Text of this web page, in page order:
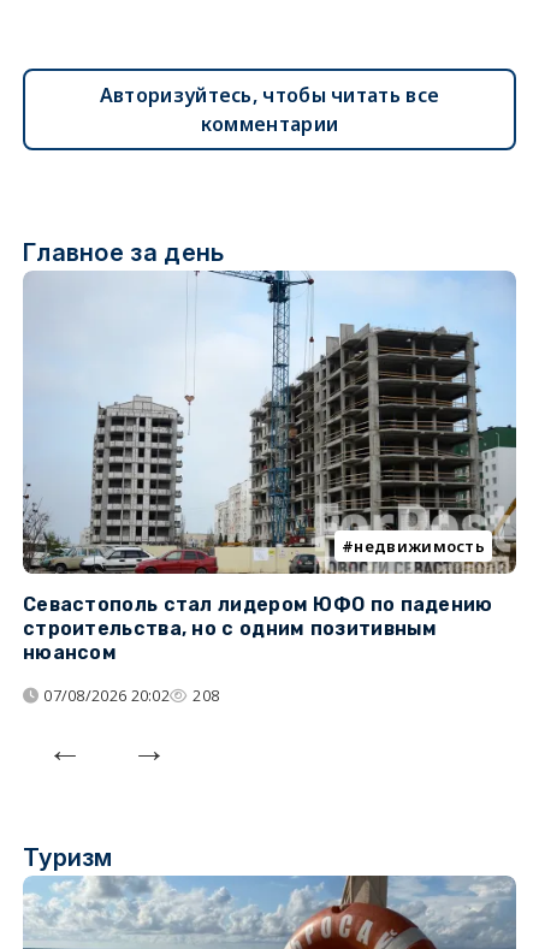
Авторизуйтесь, чтобы читать все
комментарии
Главное за день
недвижимость
Севастополь стал лидером ЮФО по падению
строительства, но с одним позитивным
нюансом
07/08/2026 20:02 208
Туризм